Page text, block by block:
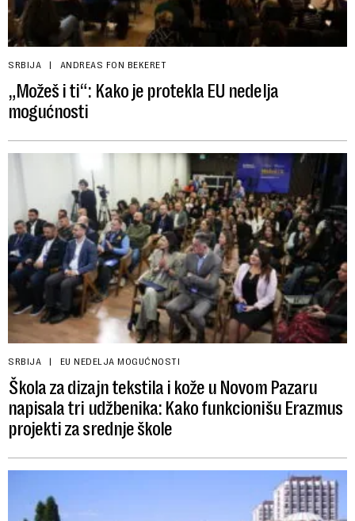
SRBIJA ANDREAS FON BEKERET
„Možeš i ti“: Kako je protekla EU nedelja
mogućnosti
SRBIJA EU NEDELJA MOGUĆNOSTI
Škola za dizajn tekstila i kože u Novom Pazaru
napisala tri udžbenika: Kako funkcionišu Erazmus
projekti za srednje škole